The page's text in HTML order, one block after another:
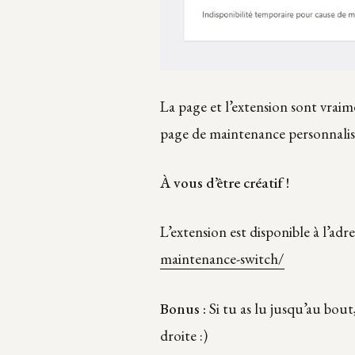
La page et l’extension sont
page de maintenance
À vous d’être créatif !
L’extension est disponible à
maintenance-switch/
Bonus : Si tu as lu jusqu’au
droite :)